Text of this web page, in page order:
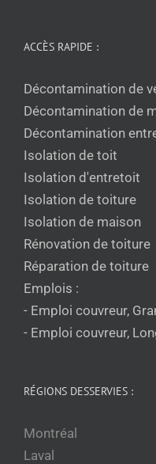
ACCÈS RAPIDE :
Décontamination de
Décontamination de
Décontamination
Isolation de toit
Isolation d'entretoit
Isolation de toiture
Isolation de maison
Rénovation de toiture
Réparation de toiture
Emplois :
- Emploi couvreur,
- Emploi couvreur,
RÉGIONS DESSERVIES :
Montréal
Laval